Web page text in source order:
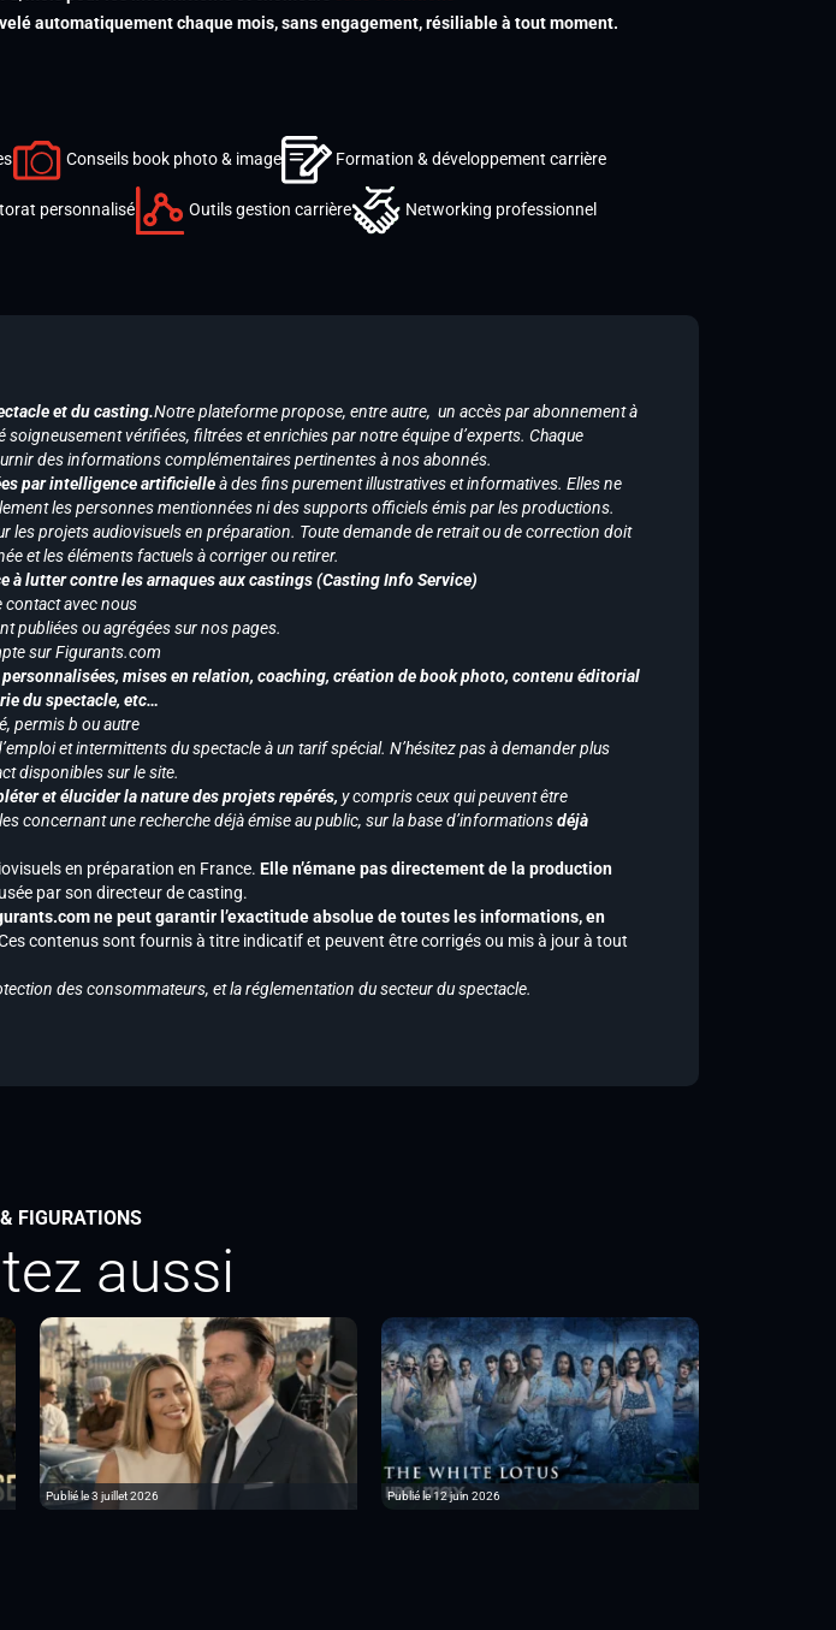
automatiquement chaque mois, sans engagement, résiliable à tout moment.
Conseils book photo & image Formation & développement carrière
personnalisé Outils gestion carrière Networking professionnel
et du casting.Notre plateforme propose, entre autre, un accès par abonnement à
vérifiées, filtrées et enrichies par notre équipe d’experts. Chaque
des informations complémentaires pertinentes à nos abonnés.
par intelligence artificielleà des fins purement illustratives et informatives. Elles ne
les personnes mentionnées ni des supports officiels émis par les productions.
les projets audiovisuels en préparation. Toute demande de retrait ou de correction doit
et les éléments factuels à corriger ou retirer.
à lutter contre les arnaques aux castings (Casting Info Service)
contact avec nous
publiées ou agrégées sur nos pages.
sur Figurants.com
mises en relation, coaching, création de book photo, contenu éditorial
du spectacle, etc…
permis b ou autre
et intermittents du spectacle à un tarif spécial. N’hésitez pas à demander plus
disponibles sur le site.
et élucider la nature des projets repérés, y compris ceux qui peuvent être
une recherche déjà émise au public, sur la base d’informationsdéjà
en préparation en France. Elle n’émane pas directement de la production
par son directeur de casting.
ne peut garantir l’exactitude absolue de toutes les informations, en
contenus sont fournis à titre indicatif et peuvent être corrigés ou mis à jour à tout
des consommateurs, et la réglementation du secteur du spectacle.
FIGURATIONS
aussi
Publié le 3 juillet 2026 Publié le 12 juin 2026